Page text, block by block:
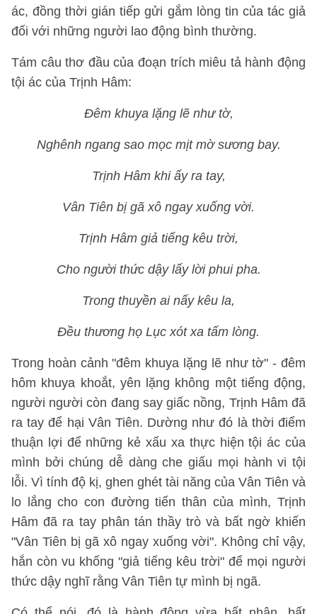
ác, đồng thời gián tiếp gửi gắm lòng tin của tác giả
đối với những người lao động bình thường.
Tám câu thơ đầu của đoạn trích miêu tả hành động
tội ác của Trịnh Hâm:
Đêm khuya lặng lẽ như tờ,
Nghênh ngang sao mọc mịt mờ sương bay.
Trịnh Hâm khi ấy ra tay,
Vân Tiên bị gã xô ngay xuống vời.
Trịnh Hâm giả tiếng kêu trời,
Cho người thức dậy lấy lời phui pha.
Trong thuyền ai nấy kêu la,
Đều thương họ Lục xót xa tấm lòng.
Trong hoàn cảnh "đêm khuya lặng lẽ như tờ" - đêm
hôm khuya khoắt, yên lặng không một tiếng động,
người người còn đang say giấc nồng, Trịnh Hâm đã
ra tay để hại Vân Tiên. Dường như đó là thời điểm
thuận lợi để những kẻ xấu xa thực hiện tội ác của
mình bởi chúng dễ dàng che giấu mọi hành vi tội
lỗi. Vì tính độ kị, ghen ghét tài năng của Vân Tiên và
lo lắng cho con đường tiến thân của mình, Trịnh
Hâm đã ra tay phân tán thầy trò và bất ngờ khiến
"Vân Tiên bị gã xô ngay xuống vời". Không chỉ vậy,
hắn còn vu khống "giả tiếng kêu trời" để mọi người
thức dậy nghĩ rằng Vân Tiên tự mình bị ngã.